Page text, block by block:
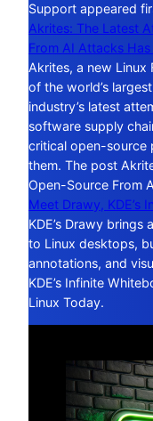
Support appeared
Akrites: The Latest
From AI Attacks
Akrites, a new
of the world’s
industry’s latest
software supply
critical open-source
them. The post
Open-Source From
Meet Drawy, KDE’s
KDE’s Drawy
to Linux desktops,
annotations, and
KDE’s Infinite
Linux Today.